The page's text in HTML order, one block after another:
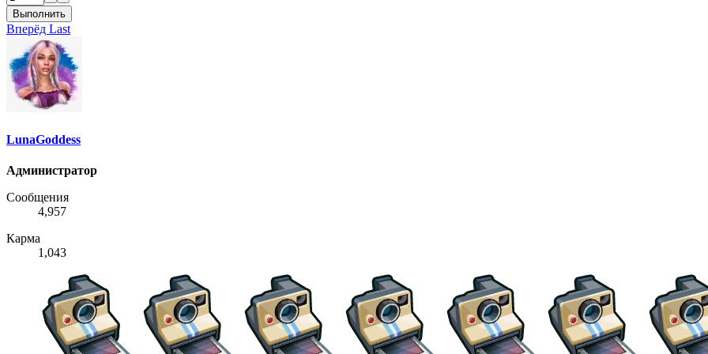
Выполнить
Вперёд Last
LunaGoddess
Администратор
Сообщения
4,957
Карма
1,043